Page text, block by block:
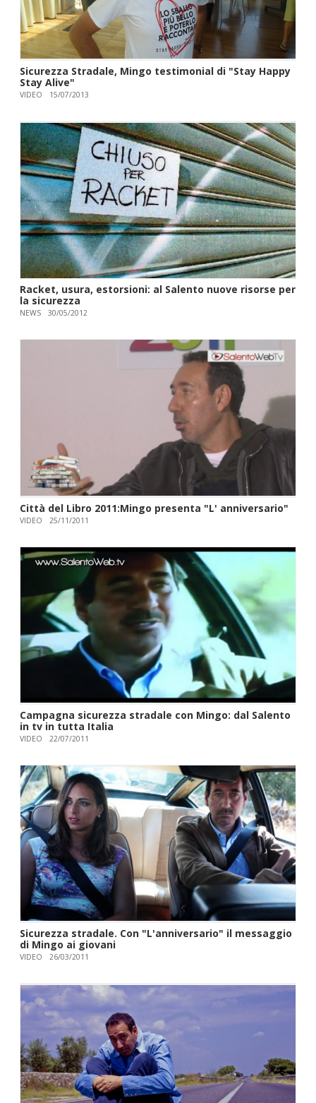
Sicurezza Stradale, Mingo testimonial di "Stay Happy
Stay Alive"
VIDEO 15/07/2013
Racket, usura, estorsioni: al Salento nuove risorse per
la sicurezza
NEWS 30/05/2012
Città del Libro 2011:Mingo presenta "L' anniversario"
VIDEO 25/11/2011
Campagna sicurezza stradale con Mingo: dal Salento
in tv in tutta Italia
VIDEO 22/07/2011
Sicurezza stradale. Con "L'anniversario" il messaggio
di Mingo ai giovani
VIDEO 26/03/2011